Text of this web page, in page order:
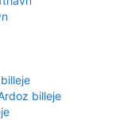
billeje